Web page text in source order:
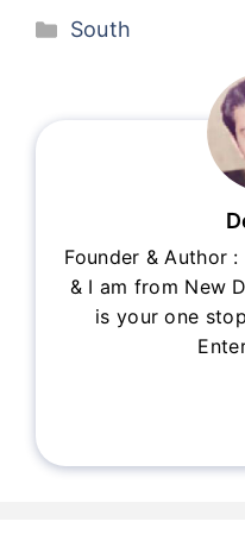
Categories
South
Founder & Author
& I am from New
is your one